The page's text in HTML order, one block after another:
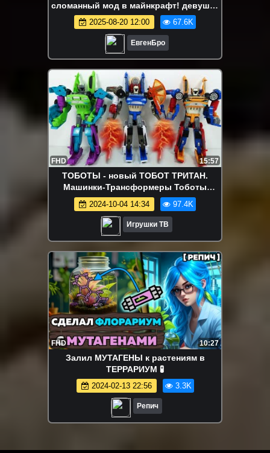
сломанный мод в майнкрафт! девушка
новичок видео minecraft
2025-08-20 12:00 67.6K
ЕвгенБро
FHD 15:57
ТОБОТЫ - новый ТОБОТ ТРИТАН.
Машинки-Трансформеры Тоботы
Роботы Челлендж Tobot Tritan Тоботы
Вперед!
2024-10-04 14:34 97.4K
Игрушки ТВ
FHD 10:27
Залил МУТАГЕНЫ к растениям в
ТЕРРАРИУМ 🧪
2024-02-13 22:56 3.3K
Репич